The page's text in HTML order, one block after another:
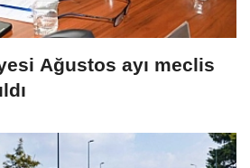
Ağustos ayı meclis